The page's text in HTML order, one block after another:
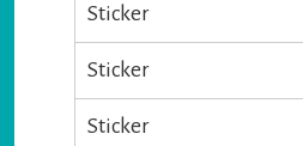
Sticker
Sticker
Sticker